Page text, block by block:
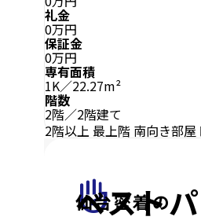
礼金
0万円
保証金
0万円
専有面積
1K／22.27m²
階数
2階／2階建て
2階以上 最上階 南向き部屋
front_hand
仙台密着の
ベスト